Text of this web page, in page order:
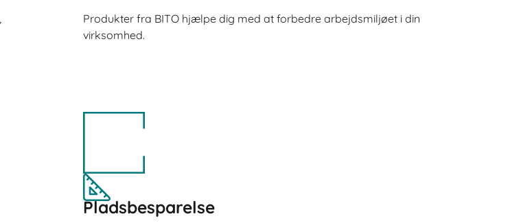
Produkter fra BITO hjælpe dig med at forbedre arbejdsmiljøet i din
virksomhed.
Pladsbesparelse